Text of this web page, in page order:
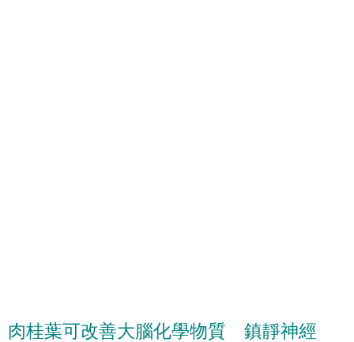
肉桂葉可改善大腦化學物質 鎮靜神經